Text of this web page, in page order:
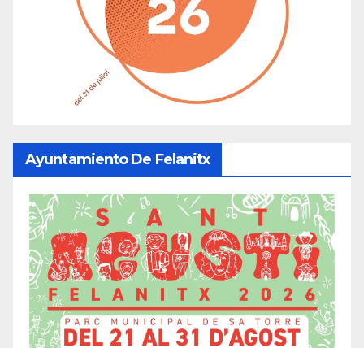
Ayuntamiento De Felanitx